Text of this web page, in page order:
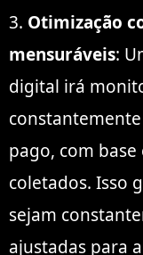
3. Otimização
mensuráveis:
digital irá
pago, com
coletados. Isso
sejam
ajustadas para